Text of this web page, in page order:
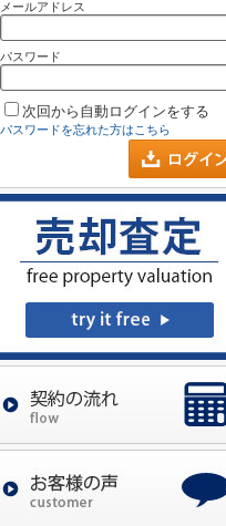
メールアドレス
パスワード
次回から自動ログインをする
パスワードを忘れた方はこちら